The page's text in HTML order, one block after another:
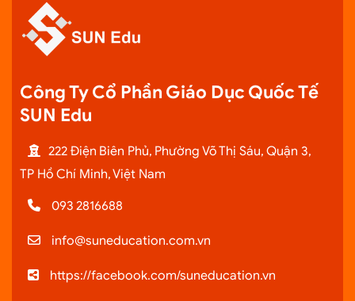
Công Ty Cổ Phần Giáo Dục Quốc Tế
SUN Edu
222 Điện Biên Phủ, Phường Võ Thị Sáu, Quận 3,
TP Hồ Chí Minh, Việt Nam
093 2816688
info@suneducation.com.vn
https://facebook.com/suneducation.vn